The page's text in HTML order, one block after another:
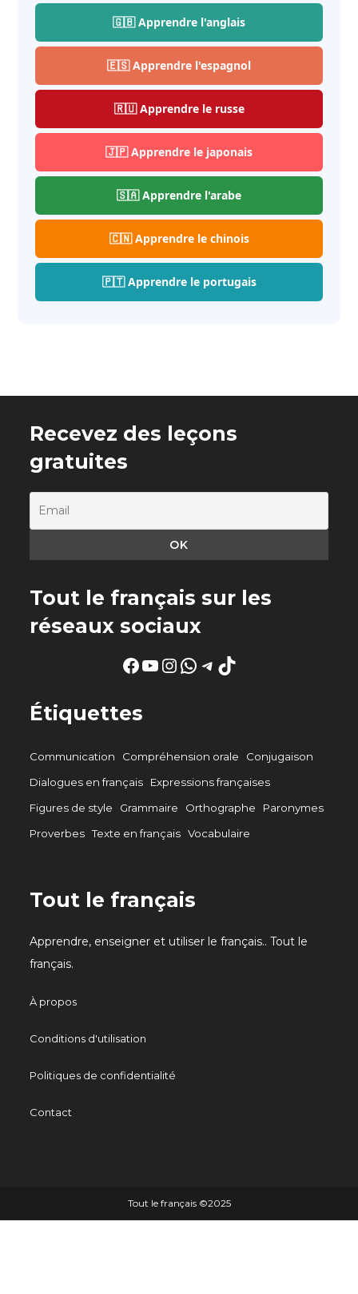
🇬🇧 Apprendre l'anglais
🇪🇸 Apprendre l'espagnol
🇷🇺 Apprendre le russe
🇯🇵 Apprendre le japonais
🇸🇦 Apprendre l'arabe
🇨🇳 Apprendre le chinois
🇵🇹 Apprendre le portugais
Recevez des leçons
gratuites
Tout le français sur les
réseaux sociaux
Facebook
YouTube
Instagram
WhatsApp
Telegram
TikTok
Étiquettes
Communication Compréhension orale
Conjugaison
Dialogues en français
Expressions françaises
Figures de style
Grammaire Orthographe
Paronymes
Proverbes Texte en français Vocabulaire
Tout le français
Apprendre, enseigner et utiliser le français.. Tout le
français.
À propos
Conditions d'utilisation
Politiques de confidentialité
Contact
Tout le français ©️2025